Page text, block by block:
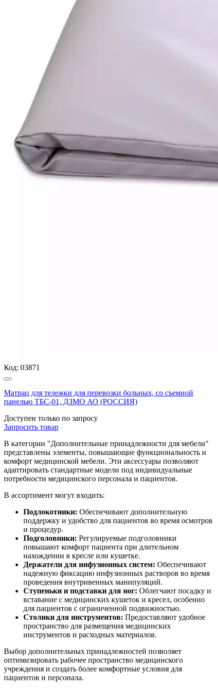
Код: 03871
Матрац для тележки для перевозки больных, со съемной
панелью ТБС-01, ДЗМО АО (РОССИЯ)
Доступен только по запросу
Запросить товар
В категории "Дополнительные принадлежности для мебели"
представлены элементы, повышающие функциональность и
комфорт медицинской мебели. Эти аксессуары позволяют
адаптировать стандартные модели под индивидуальные
потребности медицинского персонала и пациентов.
В ассортимент могут входить:
Подлокотники: Обеспечивают дополнительную
поддержку и удобство для пациентов во время осмотров
и процедур.
Подголовники: Регулируемые подголовники
повышают комфорт пациента при длительном
нахождении в кресле или кушетке.
Держатели для инфузионных систем: Обеспечивают
надежную фиксацию инфузионных растворов во время
проведения внутривенных манипуляций.
Ступеньки и подставки для ног: Облегчают посадку и
вставание с медицинских кушеток и кресел, особенно
для пациентов с ограниченной подвижностью.
Столики для инструментов: Предоставляют удобное
пространство для размещения медицинских
инструментов и расходных материалов.
Выбор дополнительных принадлежностей позволяет
оптимизировать рабочее пространство медицинского
учреждения и создать более комфортные условия для
пациентов и персонала.